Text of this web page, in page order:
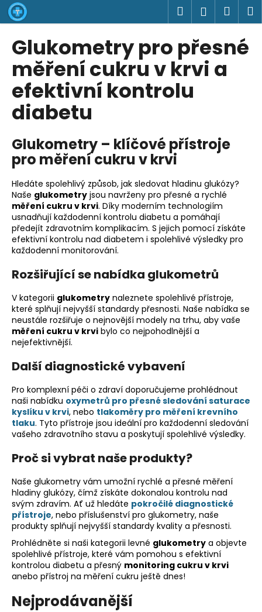
Přejít
na
obsah
Hledat
Glukometry pro přesné
měření cukru v krvi a
efektivní kontrolu
diabetu
Glukometry – klíčové přístroje
pro měření cukru v krvi
Hledáte spolehlivý způsob, jak sledovat hladinu glukózy?
Naše glukometry jsou navrženy pro přesné a rychlé
měření cukru v krvi. Díky moderním technologiím
usnadňují každodenní kontrolu diabetu a pomáhají
předejít zdravotním komplikacím. S jejich pomocí získáte
efektivní kontrolu nad diabetem i spolehlivé výsledky pro
každodenní monitorování.
Rozšiřující se nabídka glukometrů
V kategorii glukometry naleznete spolehlivé přístroje,
které splňují nejvyšší standardy přesnosti. Naše nabídka se
neustále rozšiřuje o nejnovější modely na trhu, aby vaše
měření cukru v krvi bylo co nejpohodlnější a
nejefektivnější.
Další diagnostické vybavení
Pro komplexní péči o zdraví doporučujeme prohlédnout
naši nabídku oxymetrů pro přesné sledování saturace
kyslíku v krvi, nebo tlakoměry pro měření krevního
tlaku. Tyto přístroje jsou ideální pro každodenní sledování
vašeho zdravotního stavu a poskytují spolehlivé výsledky.
Proč si vybrat naše produkty?
Naše glukometry vám umožní rychlé a přesné měření
hladiny glukózy, čímž získáte dokonalou kontrolu nad
svým zdravím. Ať už hledáte pokročilé diagnostické
přístroje, nebo příslušenství pro glukometry, naše
produkty splňují nejvyšší standardy kvality a přesnosti.
Prohlédněte si naši kategorii levné glukometry a objevte
spolehlivé přístroje, které vám pomohou s efektivní
kontrolou diabetu a přesný monitoring cukru v krvi
anebo přístroj na měření cukru ještě dnes!
Nejprodávanější
K
o
C
o
p
o
t
ř
e
b
u
j
e
t
e
a
j
í
t
?
HLEDAT
o
p
o
r
u
č
u
j
e
m